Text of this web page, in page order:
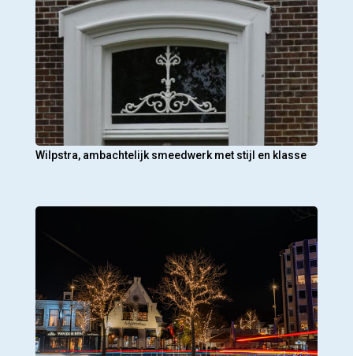
Wilpstra, ambachtelijk smeedwerk met stijl en klasse